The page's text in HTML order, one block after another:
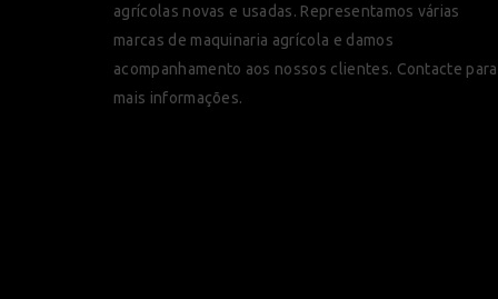
agrícolas novas e usadas. Representamos várias
marcas de maquinaria agrícola e damos
acompanhamento aos nossos clientes. Contacte para
mais informações.